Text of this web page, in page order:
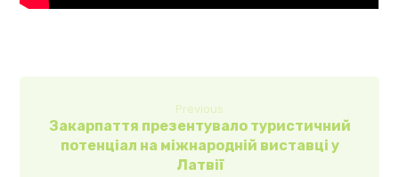
Previous
Закарпаття презентувало туристичний
потенціал на міжнародній виставці у
Латвії